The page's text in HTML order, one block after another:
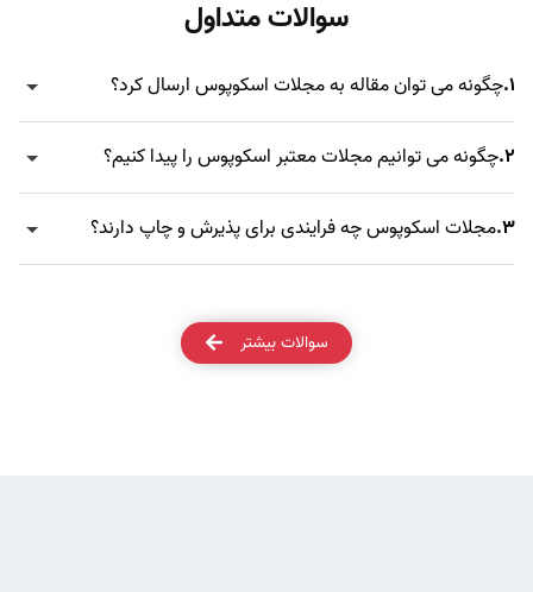
سوالات متداول
1.چگونه می توان مقاله به مجلات اسکوپوس ارسال کرد؟
2.چگونه می توانیم مجلات معتبر اسکوپوس را پیدا کنیم؟
3.مجلات اسکوپوس چه فرایندی برای پذیرش و چاپ دارند؟
سوالات بیشتر